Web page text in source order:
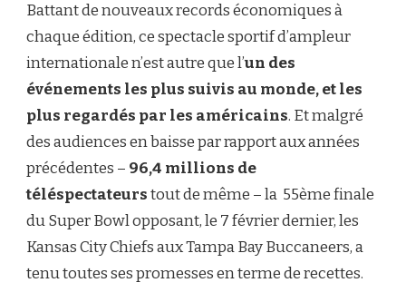
Battant de nouveaux records économiques à
chaque édition, ce spectacle sportif d’ampleur
internationale n’est autre que l’un des
événements les plus suivis au monde, et les
plus regardés par les américains. Et malgré
des audiences en baisse par rapport aux années
précédentes – 96,4 millions de
téléspectateurstout de même – la 55ème finale
du Super Bowl opposant, le 7 février dernier, les
Kansas City Chiefs aux Tampa Bay Buccaneers, a
tenu toutes ses promesses en terme de recettes.